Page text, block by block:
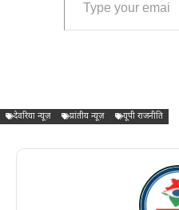
देवरिया न्यूज़ प्रांतीय न्यूज़ यूपी राजनीति